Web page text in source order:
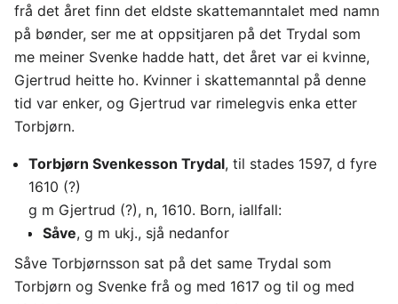
frå det året finn det eldste skattemanntalet med namn
på bønder, ser me at oppsitjaren på det Trydal som
me meiner Svenke hadde hatt, det året var ei kvinne,
Gjertrud heitte ho. Kvinner i skattemanntal på denne
tid var enker, og Gjertrud var rimelegvis enka etter
Torbjørn.
Torbjørn Svenkesson Trydal, til stades 1597, d fyre
1610 (?)
g m Gjertrud (?), n, 1610. Born, iallfall:
Såve, g m ukj., sjå nedanfor
Såve Torbjørnsson sat på det same Trydal som
Torbjørn og Svenke frå og med 1617 og til og med